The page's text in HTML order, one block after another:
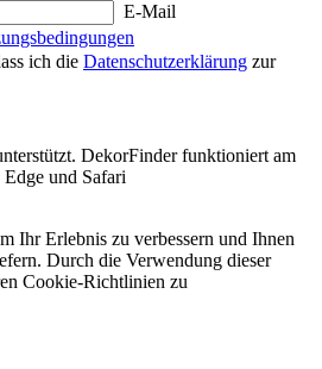
E-Mail
ich die Datenschutzerklärung zur
DekorFinder funktioniert am
und Safari
Ihr Erlebnis zu verbessern und Ihnen
Durch die Verwendung dieser
Cookie-Richtlinien zu